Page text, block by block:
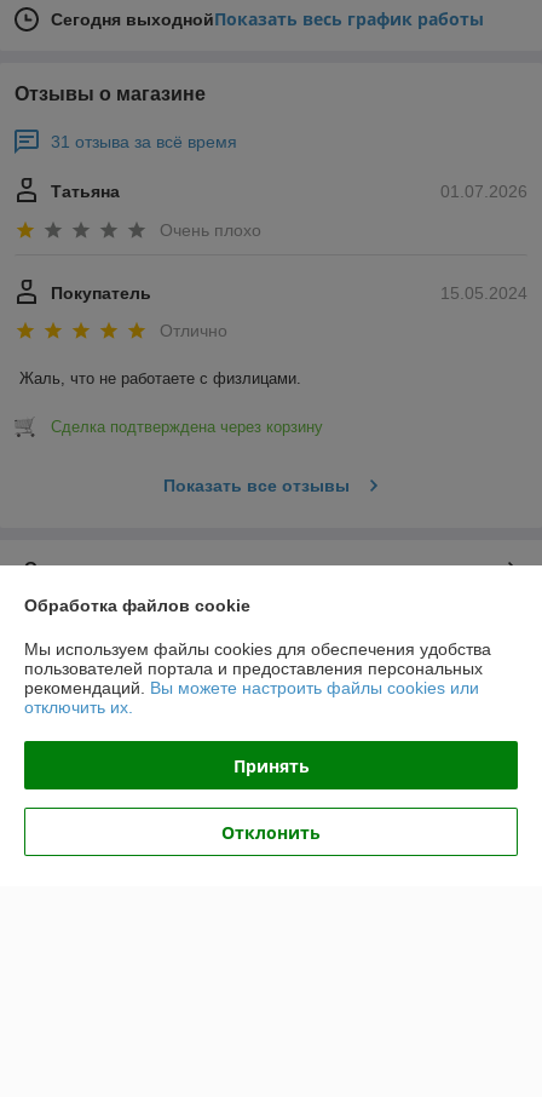
Сегодня выходнойПоказать весь график работы
Отзывы о магазине
31 отзыва за всё время
01.07.2026
Татьяна
Очень плохо
15.05.2024
Покупатель
Отлично
Жаль, что не работаете с физлицами.
Сделка подтверждена через корзину
Показать все отзывы
О нас
Доставка и оплата
График работы
Полная версия сайта
Политика обработки cookies
Обработка файлов cookie
Мы используем файлы cookies для обеспечения удобства
пользователей портала и предоставления персональных
рекомендаций. Вы можете настроить файлы cookies или
отключить их.
Принять
Отклонить